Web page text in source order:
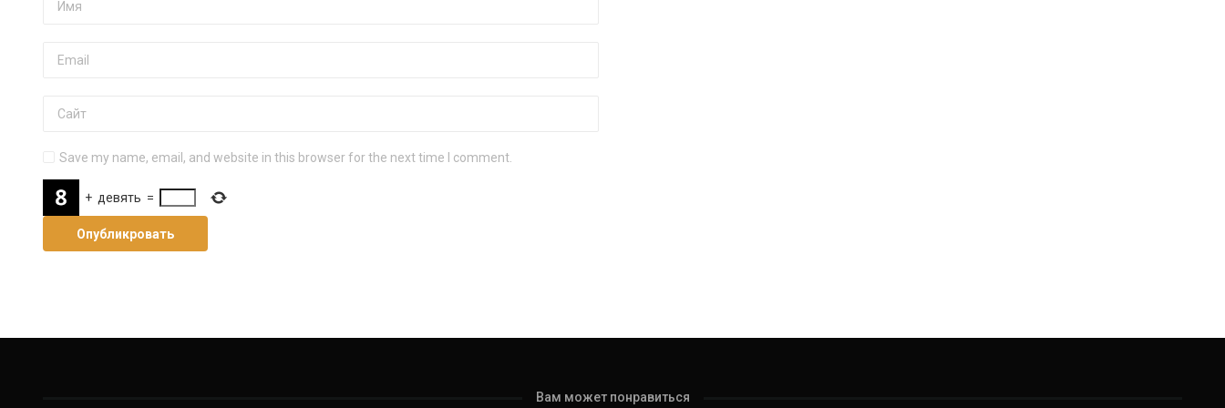
Save my name, email, and website in this browser for the next time I comment.
+ девять =
Вам может понравиться